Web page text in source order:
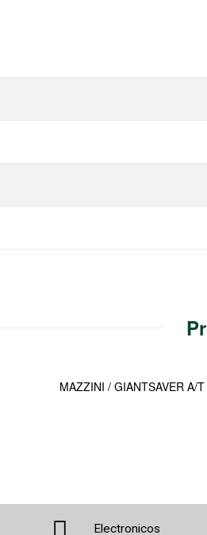
MAZZINI / GIANTSAVER A/
Electronicos